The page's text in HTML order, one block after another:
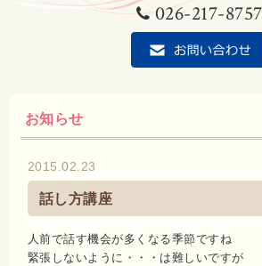
026-217-8757
お知らせ
2015.02.23
話し方講座
人前で話す機会が多くなる季節ですね
緊張しないように・・・は難しいですが